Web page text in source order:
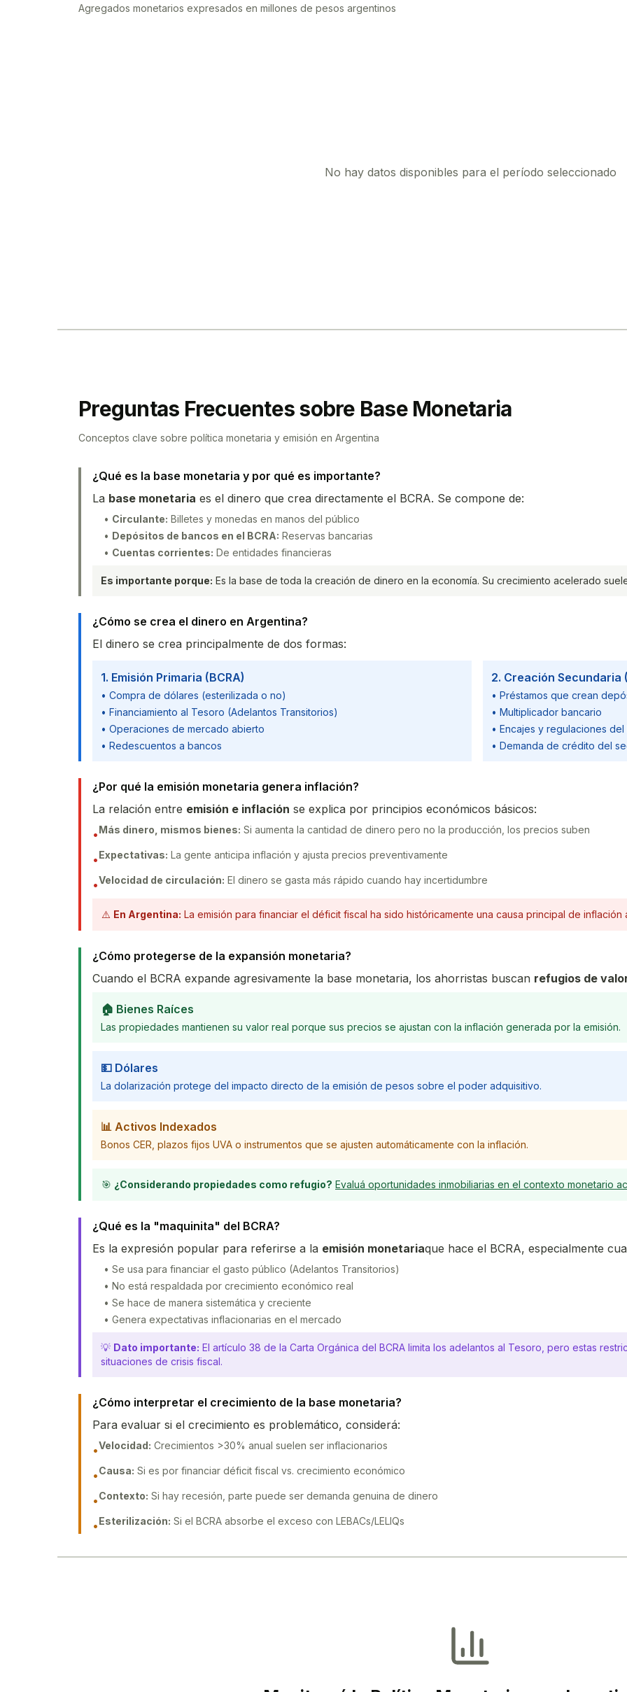
Agregados monetarios expresados en millones de pesos argentinos
No hay datos disponibles para el período seleccionado
Preguntas Frecuentes sobre Base Monetaria
Conceptos clave sobre política monetaria y emisión en Argentina
¿Qué es la base monetaria y por qué es importante?
La base monetaria es el dinero que crea directamente el BCRA. Se compone de:
• Circulante: Billetes y monedas en manos del público
• Depósitos de bancos en el BCRA: Reservas bancarias
• Cuentas corrientes: De entidades financieras
Es importante porque: Es la base de toda la creación de dinero en la economía. Su crecimiento acelerado
¿Cómo se crea el dinero en Argentina?
El dinero se crea principalmente de dos formas:
1. Emisión Primaria (BCRA)
• Compra de dólares (esterilizada o no)
• Financiamiento al Tesoro (Adelantos Transitorios)
• Operaciones de mercado abierto
• Redescuentos a bancos
2. Creación Secundaria
• Préstamos que crean
• Multiplicador bancario
• Encajes y regulaciones del
• Demanda de crédito del
¿Por qué la emisión monetaria genera inflación?
La relación entre emisión e inflación se explica por principios económicos básicos:
•Más dinero, mismos bienes: Si aumenta la cantidad de dinero pero no la producción, los precios suben
•Expectativas: La gente anticipa inflación y ajusta precios preventivamente
•Velocidad de circulación: El dinero se gasta más rápido cuando hay incertidumbre
⚠️ En Argentina: La emisión para financiar el déficit fiscal ha sido históricamente una causa principal de inflación
¿Cómo protegerse de la expansión monetaria?
Cuando el BCRA expande agresivamente la base monetaria, los ahorristas buscan refugios de
🏠 Bienes Raíces
Las propiedades mantienen su valor real porque sus precios se ajustan con la inflación generada por la emisión.
💵 Dólares
La dolarización protege del impacto directo de la emisión de pesos sobre el poder adquisitivo.
📊 Activos Indexados
Bonos CER, plazos fijos UVA o instrumentos que se ajusten automáticamente con la inflación.
🎯 ¿Considerando propiedades como refugio? Evaluá oportunidades inmobiliarias en el contexto monetario
¿Qué es la "maquinita" del BCRA?
Es la expresión popular para referirse a la emisión monetariaque hace el BCRA, especialmente
• Se usa para financiar el gasto público (Adelantos Transitorios)
• No está respaldada por crecimiento económico real
• Se hace de manera sistemática y creciente
• Genera expectativas inflacionarias en el mercado
💡 Dato importante: El artículo 38 de la Carta Orgánica del BCRA limita los adelantos al Tesoro, pero estas
situaciones de crisis fiscal.
¿Cómo interpretar el crecimiento de la base monetaria?
Para evaluar si el crecimiento es problemático, considerá:
•Velocidad: Crecimientos >30% anual suelen ser inflacionarios
•Causa: Si es por financiar déficit fiscal vs. crecimiento económico
•Contexto: Si hay recesión, parte puede ser demanda genuina de dinero
•Esterilización: Si el BCRA absorbe el exceso con LEBACs/LELIQs